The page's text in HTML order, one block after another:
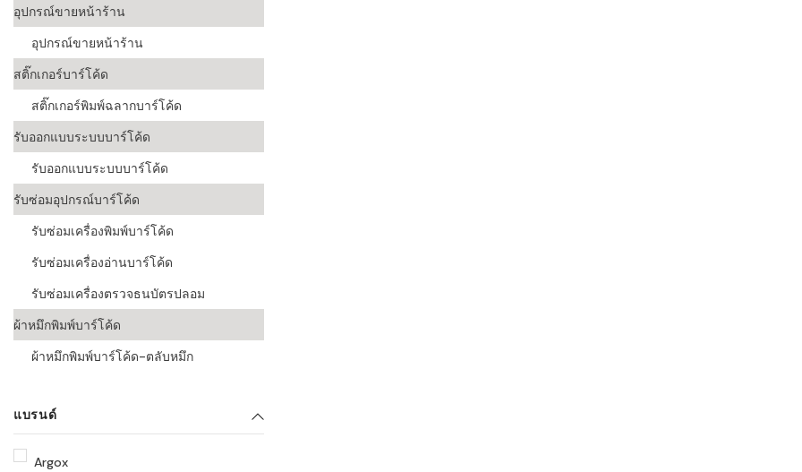
อุปกรณ์ขายหน้าร้าน
อุปกรณ์ขายหน้าร้าน
สติ๊กเกอร์บาร์โค้ด
สติ๊กเกอร์พิมพ์ฉลากบาร์โค้ด
รับออกแบบระบบบาร์โค้ด
รับออกแบบระบบบาร์โค้ด
รับซ่อมอุปกรณ์บาร์โค้ด
รับซ่อมเครื่องพิมพ์บาร์โค้ด
รับซ่อมเครื่องอ่านบาร์โค้ด
รับซ่อมเครื่องตรวจธนบัตรปลอม
ผ้าหมึกพิมพ์บาร์โค้ด
ผ้าหมึกพิมพ์บาร์โค้ด-ตลับหมึก
แบรนด์
Argox